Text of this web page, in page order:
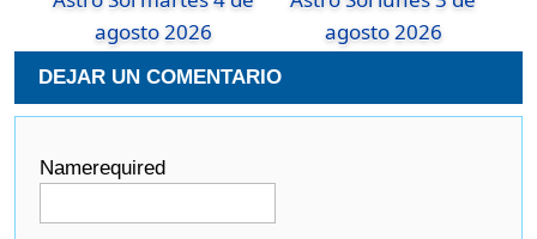
agosto 2026
agosto 2026
DEJAR UN COMENTARIO
Namerequired